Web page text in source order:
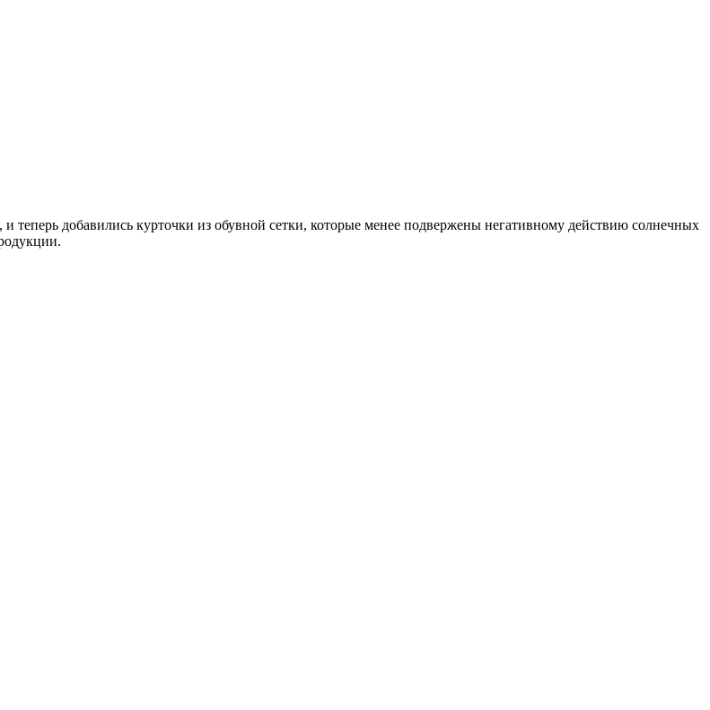
добавились курточки из обувной сетки, которые менее подвержены негативному действию солнечных